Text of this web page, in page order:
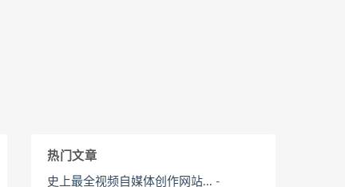
热门文章
史上最全视频自媒体创作网站... -